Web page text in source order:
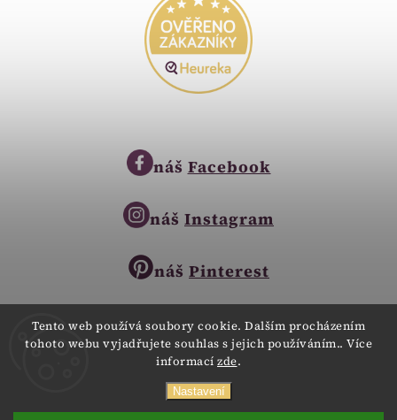
Tento web používá soubory cookie. Dalším procházením
tohoto webu vyjadřujete souhlas s jejich používáním.. Více
informací zde.
Nastavení
obchod@zlatnictvi-zlaticko.cz
náš Facebook
náš Instagram
náš Pinterest
Copyright © 2023
Všechna práva vyhrazena.
WebdesignDigitalka.cz